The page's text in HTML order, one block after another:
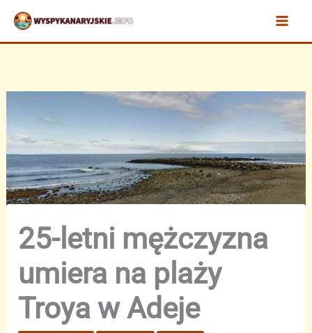
Przejdź
treści
25-letni mężczyzna
umiera na plaży
Troya w Adeje